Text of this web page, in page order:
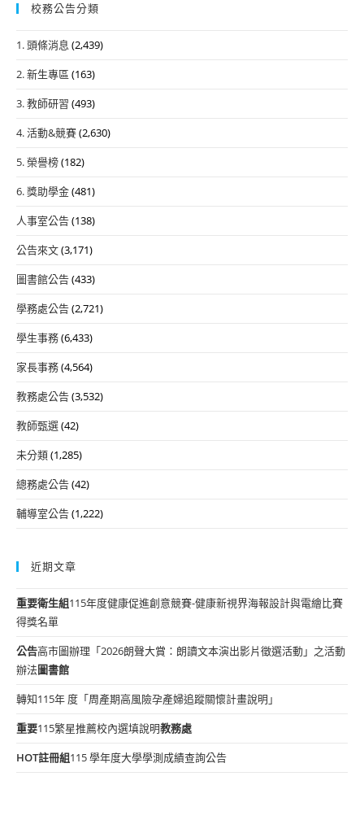
校務公告分類
1. 頭條消息 (2,439)
2. 新生專區 (163)
3. 教師研習 (493)
4. 活動&競賽(2,630)
5. 榮譽榜(182)
6. 獎助學金(481)
人事室公告(138)
公告來文(3,171)
圖書館公告(433)
學務處公告(2,721)
學生事務(6,433)
家長事務(4,564)
教務處公告(3,532)
教師甄選(42)
未分類(1,285)
總務處公告(42)
輔導室公告(1,222)
近期文章
重要衛生組115年度健康促進創意競賽-健康新視界海報設計與電繪比賽
得獎名單
公告高市圖辦理「2026朗聲大賞：朗讀文本演出影片徵選活動」之活動
辦法圖書館
轉知115年 度「周產期高風險孕產婦追蹤關懷計畫說明」
重要115繁星推薦校內選填說明教務處
HOT註冊組115 學年度大學學測成績查詢公告